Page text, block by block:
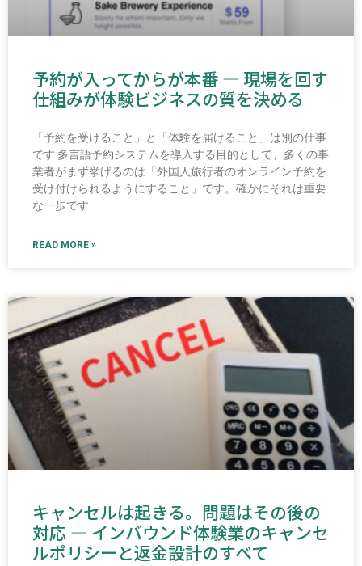
予約が入ってからが本番 ― 現場を回す
仕組みが体験ビジネスの質を決める
「予約を受けること」と「体験を届けること」は別の仕事
です 多言語予約システムを導入する目的として、多くの事
業者がまず挙げるのは「外国人旅行者のオンライン予約を
受け付けられるようにすること」です。確かにそれは重要
な一歩です
READ MORE »
キャンセルは起きる。問題はその後の
対応 ― インバウンド体験業のキャンセ
ルポリシーと返金設計のすべて